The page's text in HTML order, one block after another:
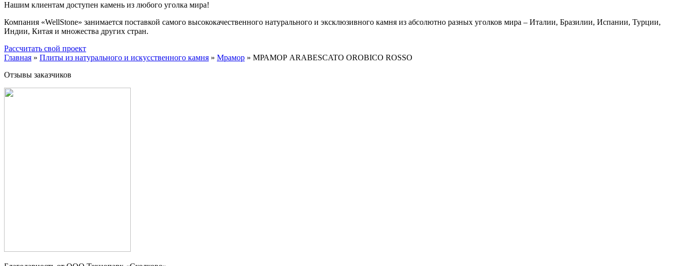
Нашим клиентам доступен камень из любого уголка мира!
Компания «WellStone» занимается поставкой самого высококачественного натурального и эксклюзивного камня из абсолютно разных уголков мира – Италии, Бразилии, Испании, Турции,
Индии, Китая и множества других стран.
Рассчитать свой проект
Главная » Плиты из натурального и искусственного камня » Мрамор » МРАМОР ARABESCATO OROBICO ROSSO
Отзывы заказчиков